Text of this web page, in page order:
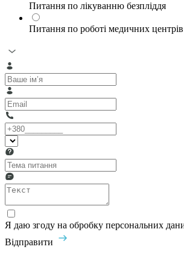
Питання по лікуванню безпліддя
Питання по роботі медичних центрів
Я даю згоду на обробку персональних
Відправити